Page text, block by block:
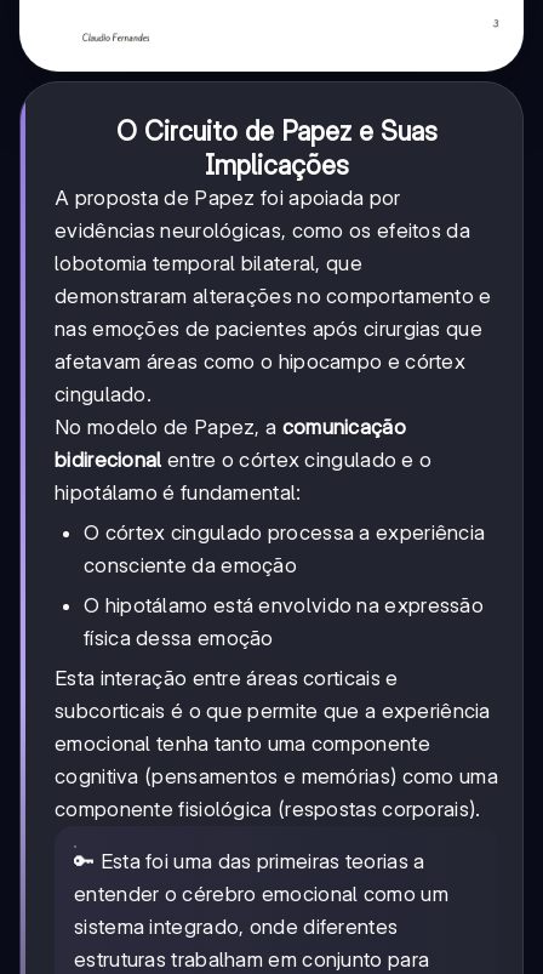
O Circuito de Papez e Suas
Implicações
A proposta de Papez foi apoiada por
evidências neurológicas, como os efeitos da
lobotomia temporal bilateral, que
demonstraram alterações no comportamento e
nas emoções de pacientes após cirurgias que
afetavam áreas como o hipocampo e córtex
cingulado.
No modelo de Papez, a comunicação
bidirecional entre o córtex cingulado e o
hipotálamo é fundamental:
O córtex cingulado processa a experiência
consciente da emoção
O hipotálamo está envolvido na expressão
física dessa emoção
Esta interação entre áreas corticais e
subcorticais é o que permite que a experiência
emocional tenha tanto uma componente
cognitiva (pensamentos e memórias) como uma
componente fisiológica (respostas corporais).
🔑 Esta foi uma das primeiras teorias a
entender o cérebro emocional como um
sistema integrado, onde diferentes
estruturas trabalham em conjunto para